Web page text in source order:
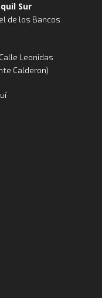
Sur
de los Bancos
Leonidas
Calderon)